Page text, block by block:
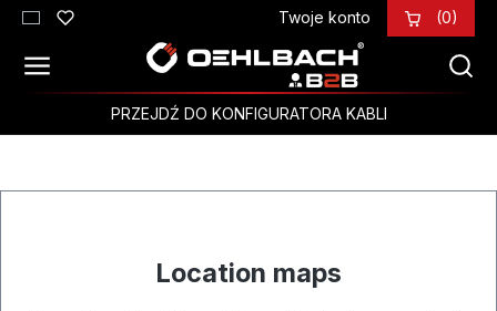
Przejdź do głównej zawartości Twoje konto (0)
PRZEJDŹ DO KONFIGURATORA KABLI
Location maps